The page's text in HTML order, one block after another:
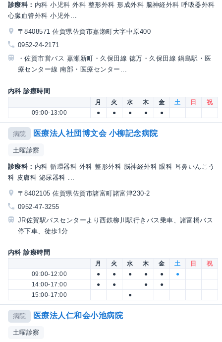
診療科： 内科 小児科 外科 整形外科 形成外科 脳神経外科 呼吸器外科
心臓血管外科 小児外...
〒8408571 佐賀県佐賀市嘉瀬町大字中原400
0952-24-2171
・佐賀市営バス 嘉瀬新町・久保田線 徳万・久保田線 鍋島駅・医
療センター線 南部・医療センター...
内科 診療時間
月 火 水 木 金 土 日
祝
09:00-13:00
● ● ● ● ●
病院 医療法人社団博文会 小柳記念病院
土曜診察
診療科： 内科 循環器科 外科 整形外科 脳神経外科 眼科 耳鼻いんこう
科 皮膚科 泌尿器科 ...
〒8402105 佐賀県佐賀市諸富町諸富津230-2
0952-47-3255
JR佐賀駅バスセンターより西鉄柳川駅行きバス乗車、諸富橋バス
停下車、徒歩1分
内科 診療時間
月 火 水 木 金 土 日
祝
09:00-12:00
● ● ● ● ●
●
14:00-17:00
● ● ●
●
15:00-17:00
●
病院 医療法人仁和会小池病院
土曜診察